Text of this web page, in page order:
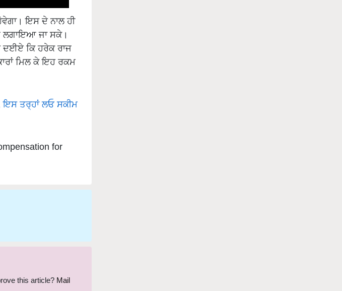
ਇਸ ਦੇ ਨਾਲ ਹੀ
ਲਗਾਇਆ ਜਾ ਸਕੇ।
ਦਈਏ ਕਿ ਹਰੇਕ ਰਾਜ
ਮਿਲ ਕੇ ਇਹ ਰਕਮ
ਇਸ ਤਰ੍ਹਾਂ ਲਓ ਸਕੀਮ
for
this article? Mail